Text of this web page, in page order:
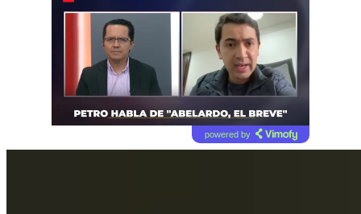
powered by